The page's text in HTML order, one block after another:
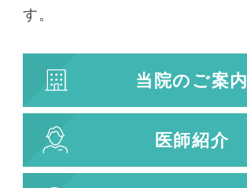
す。
当院のご案内
医師紹介